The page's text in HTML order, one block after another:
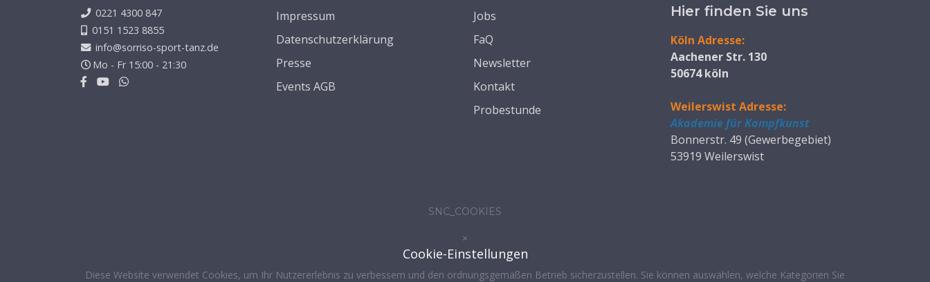
0221 4300 847
0151 1523 8855
info@sorriso-sport-tanz.de
Mo - Fr 15:00 - 21:30
Impressum
Datenschutzerklärung
Presse
Events AGB
Jobs
FaQ
Newsletter
Kontakt
Probestunde
Hier finden Sie uns
Köln Adresse:
Aachener Str. 130
50674 köln
Weilerswist Adresse:
Akademie für Kampfkunst
Bonnerstr. 49 (Gewerbegebiet)
53919 Weilerswist
SNC_COOKIES
×
Cookie-Einstellungen
Diese Website verwendet Cookies, um Ihr Nutzererlebnis zu verbessern und den ordnungsgemäßen Betrieb sicherzustellen. Sie können auswählen, welche Kategorien Sie